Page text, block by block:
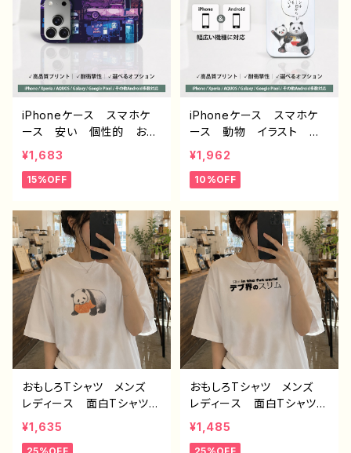
ノンブランド オリジナル
デザイン グッズ タイト
ル：シンプル スマホケース
PART40-2 J1-9
iPhoneケース スマホケ
ース 安い 個性的 おし
ゃれ メンズ かっこいい
高校生 男子 サイバーパ
ンク クール iPhone17/1
2 3 4 5 Xperia Googl
epixel Galaxy Androi
d アンドロイド ケース
スマホカバー 携帯 ハー
ドケース アイフォンケー
ス おすすめ 人気 クリ
エイター ノンブランド オ
リジナル デザイン グッ
ズ タイトル：ネオンに導か
れて J1-9
¥1,683
15%OFF
iPhoneケース スマホケ
ース 動物 イラスト ゆ
るかわ 可愛い おもしろ
スマホケース 面白いiPho
neケース ユニーク ネタ
s/7/8/XS/11/12/13 AQU
OS Xperia Googlepix
el 人気 イラストレータ
ー クリエイター 絵師
個性的 Android アンド
ロイド 携帯 ハード ケ
ース グッズ スマホカバ
ー アイフォンケース 悪
いことを言うパンダ タイト
ル：ラーメンについて悪いこ
と言うパンダ 子パンダ付
き 作：こさつね G-6
¥1,962
10%OFF
おもしろTシャツ メンズ
レディース 面白Tシャツ
かわいい おしゃれ イラ
スト パンダ 動物 ゆる
¥1,635
おもしろTシャツ メンズ
レディース 面白Tシャツ
文字 かわいい おしゃ
れ 個性的 おすすめ 半
¥1,485